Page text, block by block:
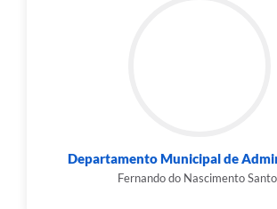
Departamento Municipal de
Fernando do Nascimento